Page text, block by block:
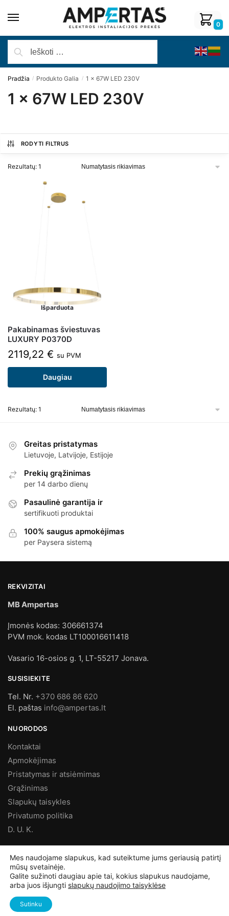
0
Pradžia / Produkto Galia / 1 x 67W LED 230V
1 x 67W LED 230V
RODYTI FILTRUS
Rezultatų: 1
Išparduota
Pakabinamas šviestuvas
LUXURY P0370D
2119,22 € su PVM
Daugiau
Rezultatų: 1
Greitas pristatymas
Lietuvoje, Latvijoje, Estijoje
Prekių grąžinimas
per 14 darbo dienų
Pasaulinė garantija ir
sertifikuoti produktai
100% saugus apmokėjimas
per Paysera sistemą
REKVIZITAI
MB Ampertas
Įmonės kodas: 306661374
PVM mok. kodas LT100016611418
Vasario 16-osios g. 1, LT-55217 Jonava.
SUSISIEKITE
Tel. Nr. +370 686 86 620
El. paštas info@ampertas.lt
NUORODOS
Kontaktai
Apmokėjimas
Pristatymas ir atsiėmimas
Grąžinimas
Slapukų taisykles
Privatumo politika
D. U. K.
©Ampertas.lt2025, Visos teisės saugomos
Mes naudojame slapukus, kad suteiktume jums geriausią patirtį
mūsų svetainėje.
Galite sužinoti daugiau apie tai, kokius slapukus naudojame,
arba juos išjungti slapukų naudojimo taisyklėse
Sutinku